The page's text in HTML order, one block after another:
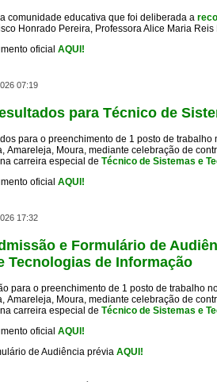
comunidade educativa que foi deliberada a r
Honrado Pereira, Professora Alice Maria
oficial AQUI!
07:19
para Técnico de
para o preenchimento de 1 posto de
Amareleja, Moura, mediante celebração de
carreira especial de Técnico de Sistemas e
oficial AQUI!
17:32
e Formulário de
Tecnologias de Informação
para o preenchimento de 1 posto de trabalho
Amareleja, Moura, mediante celebração de
carreira especial de Técnico de Sistemas e
oficial AQUI!
de Audiência prévia AQUI!